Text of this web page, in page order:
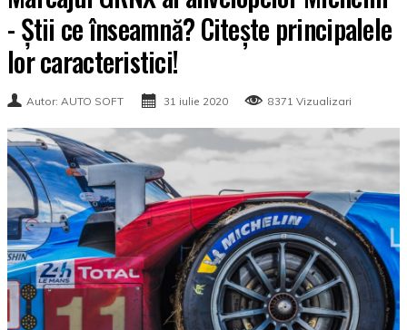
- Știi ce înseamnă? Citește principalele
lor caracteristici!
Autor: AUTO SOFT 31 iulie 2020 8371 Vizualizari